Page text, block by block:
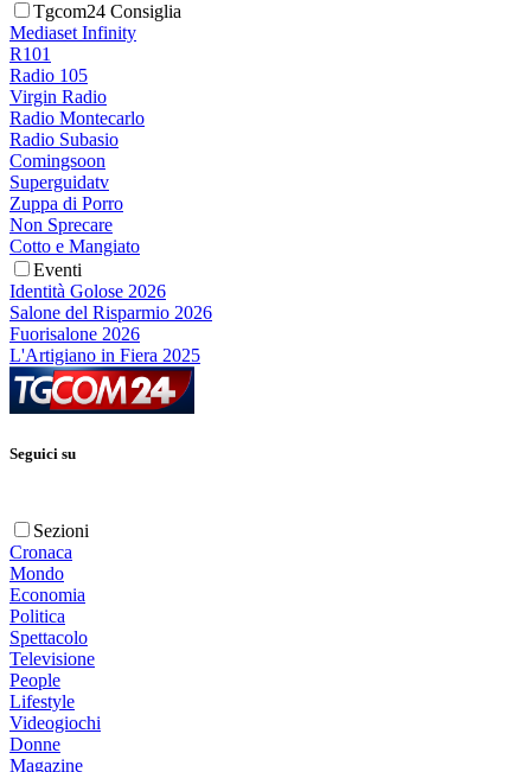
Tgcom24 Consiglia
Mediaset Infinity
R101
Radio 105
Virgin Radio
Radio Montecarlo
Radio Subasio
Comingsoon
Superguidatv
Zuppa di Porro
Non Sprecare
Cotto e Mangiato
Eventi
Identità Golose 2026
Salone del Risparmio 2026
Fuorisalone 2026
L'Artigiano in Fiera 2025
Seguici su
Sezioni
Cronaca
Mondo
Economia
Politica
Spettacolo
Televisione
People
Lifestyle
Videogiochi
Donne
Magazine